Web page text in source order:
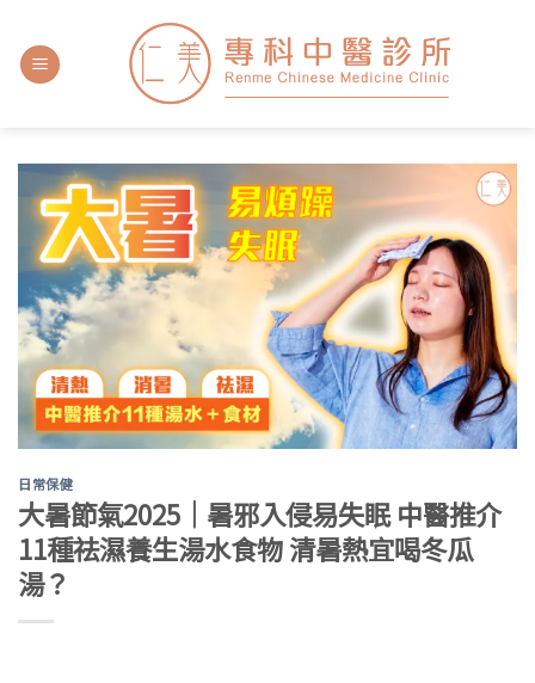
日常保健
大暑節氣2025｜暑邪入侵易失眠 中醫推介
11種祛濕養生湯水食物 清暑熱宜喝冬瓜
湯？